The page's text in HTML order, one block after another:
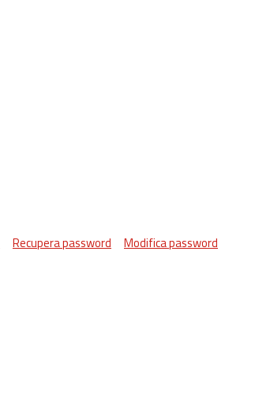
Recupera password Modifica password